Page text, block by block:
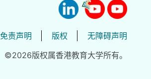
免责声明 版权
无障碍声明
©2026版权属香港教育大学所有。